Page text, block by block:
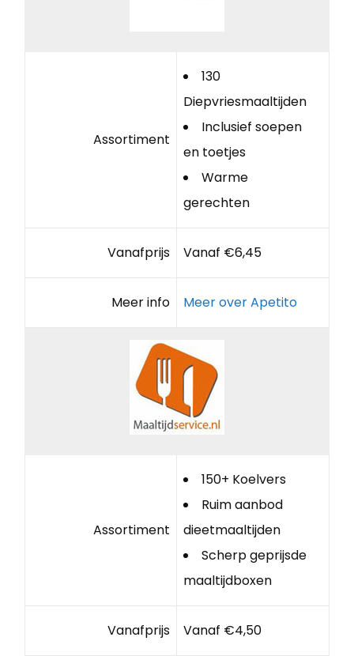
Assortiment
130
Diepvriesmaaltijden
Inclusief soepen
en toetjes
Warme
gerechten
Vanafprijs Vanaf €6,45
Meer info Meer over Apetito
Assortiment
150+ Koelvers
Ruim aanbod
dieetmaaltijden
Scherp geprijsde
maaltijdboxen
Vanafprijs Vanaf €4,50